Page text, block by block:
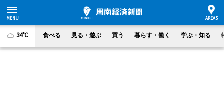
34°C 食べる 見る・遊ぶ 買う 暮らす・働く 学ぶ・知る